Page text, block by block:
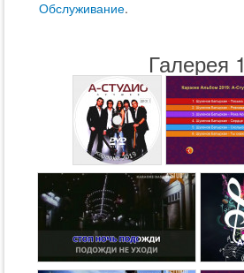
Обслуживание.
Галерея 1